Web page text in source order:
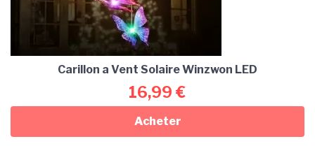
Carillon a Vent Solaire Winzwon LED
16,99 €
Acheter